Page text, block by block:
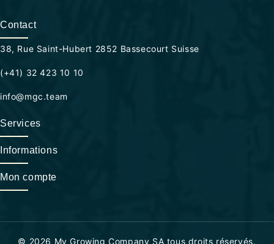
Contact
38, Rue Saint-Hubert 2852 Bassecourt Suisse
(+41) 32 423 10 10
info@mgc.team
Services
Informations
Mon compte
© 2026 My Growing Company SA tous droits réservés.